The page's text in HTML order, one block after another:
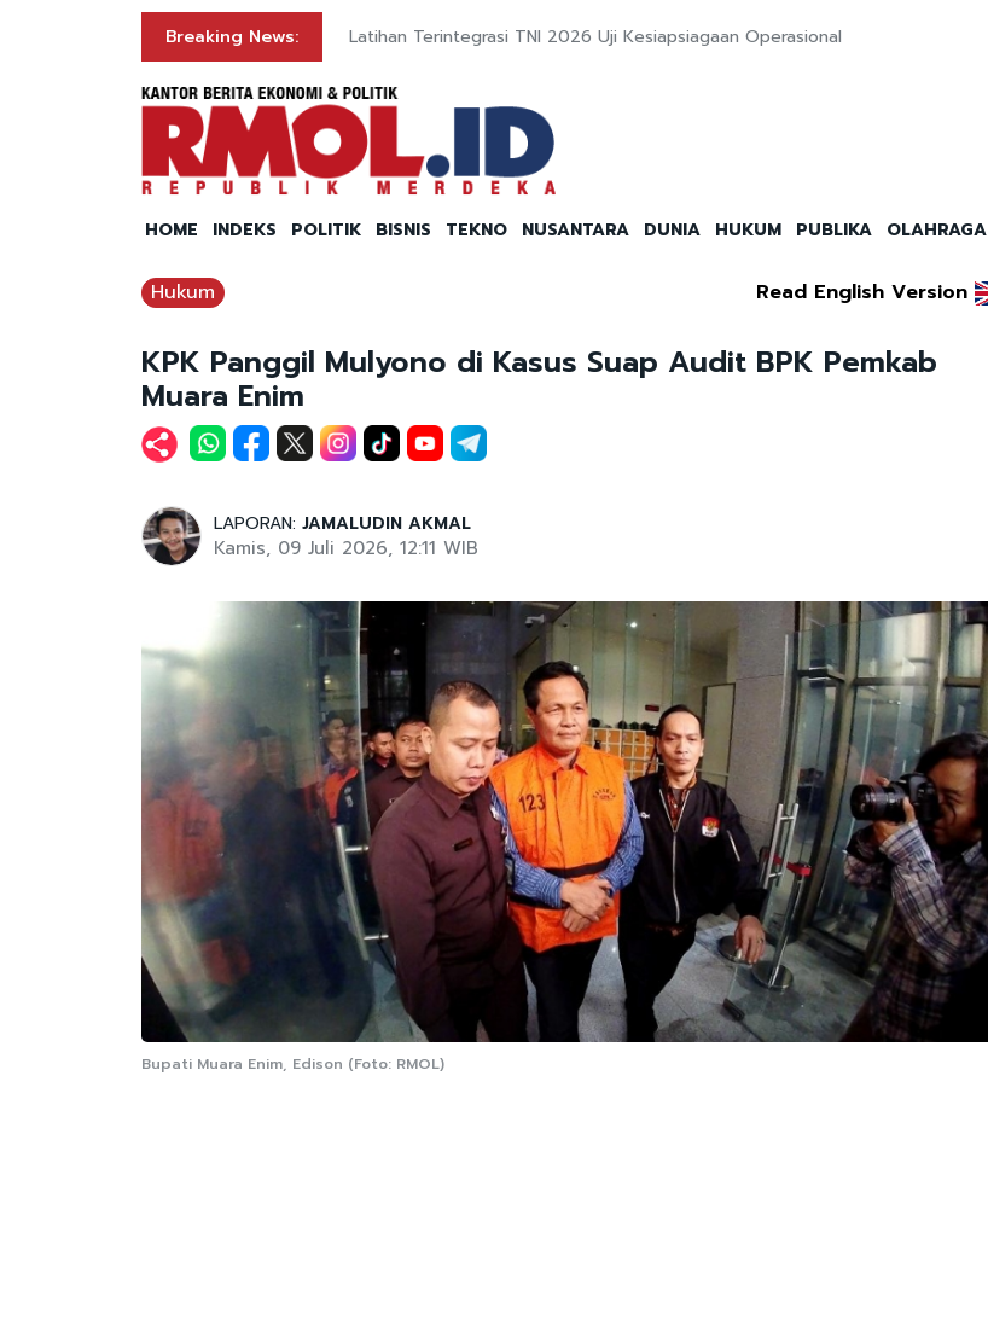
Breaking News: Latihan Terintegrasi TNI 2026 Uji Kesiapsiagaan Operasional
HOME INDEKS POLITIK BISNIS TEKNO NUSANTARA DUNIA HUKUM PUBLIKA OLAHRAGA
Hukum Read English Version
KPK Panggil Mulyono di Kasus Suap Audit BPK Pemkab
Muara Enim
LAPORAN: JAMALUDIN AKMAL
Kamis, 09 Juli 2026, 12:11 WIB
Bupati Muara Enim, Edison (Foto: RMOL)